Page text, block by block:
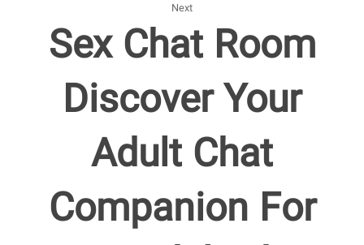
Next
Sex Chat Room
Discover Your
Adult Chat
Companion For